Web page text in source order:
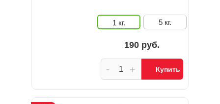
1 кг. 5 кг.
190 руб.
+
- Купить